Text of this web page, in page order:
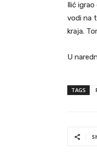
Ilić
vodi na
kraja.
U
TAGS